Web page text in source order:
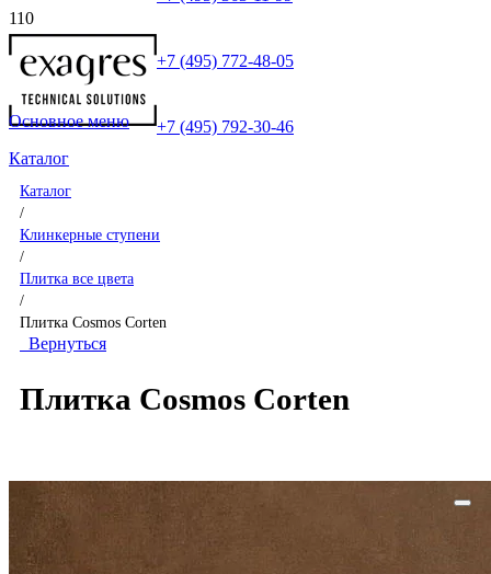
+7 (495) 772-48-05
+7 (495) 792-30-46
Основное меню
Каталог
Каталог
/
Клинкерные ступени
/
Плитка все цвета
/
Плитка Cosmos Corten
Вернуться
Плитка Cosmos Corten